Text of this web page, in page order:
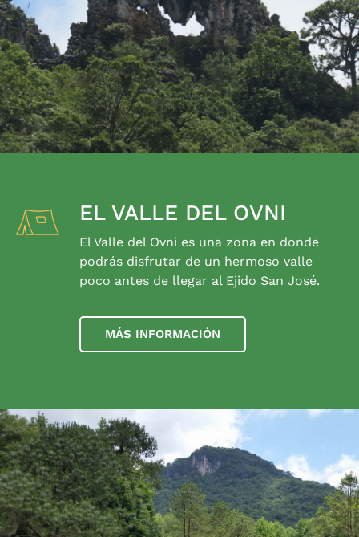
EL VALLE DEL OVNI
El Valle del Ovni es una zona en donde
podrás disfrutar de un hermoso valle
poco antes de llegar al Ejido San José.
MÁS INFORMACIÓN